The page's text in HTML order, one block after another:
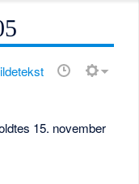
15. november